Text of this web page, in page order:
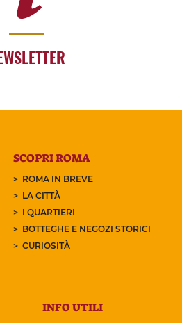
SCOPRI ROMA
ROMA IN BREVE
LA CITTÀ
I QUARTIERI
BOTTEGHE E NEGOZI STORICI
CURIOSITÀ
INFO UTILI